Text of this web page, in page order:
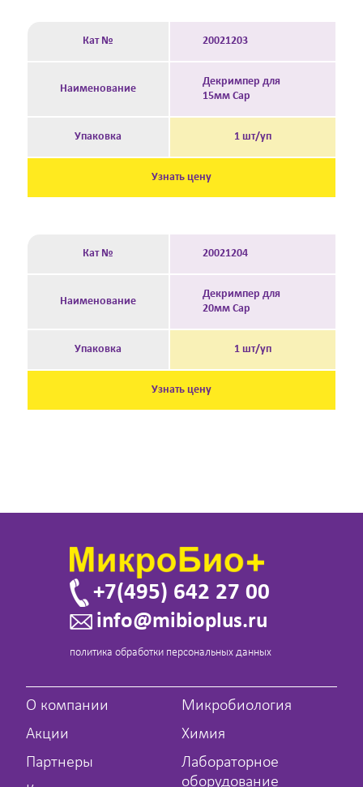
Кат № 20021203
Наименование
Декримпер для
15мм Cap
Упаковка 1 шт/уп
Узнать цену
Кат № 20021204
Наименование
Декримпер для
20мм Cap
Упаковка 1 шт/уп
Узнать цену
+7(495) 642 27 00
info@mibioplus.ru
политика обработки персональных данных
О компании
Акции
Партнеры
Микробиология
Химия
Лабораторное
оборудование